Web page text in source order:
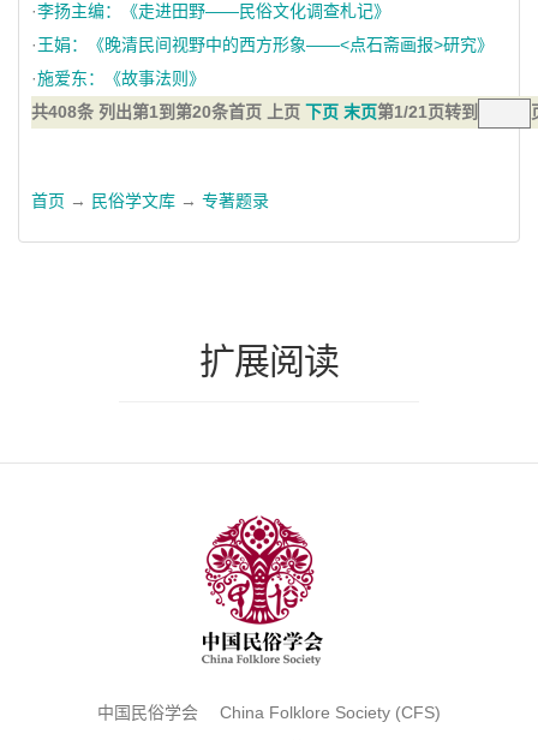
·李扬主编：《走进田野——民俗文化调查札记》
·王娟：《晚清民间视野中的西方形象——<点石斋画报>研究》
·施爱东：《故事法则》
共408条 列出第1到第20条首页 上页 下页 末页第1/21页转到
首页 → 民俗学文库 → 专著题录
扩展阅读
中国民俗学会 China Folklore Society (CFS)